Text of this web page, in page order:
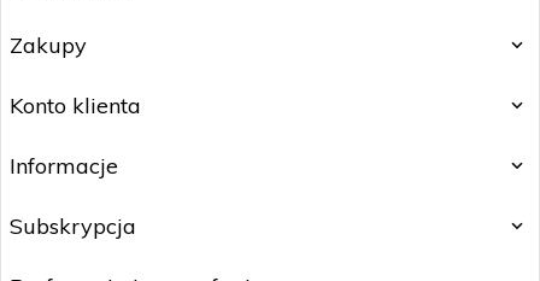
Zakupy
Konto klienta
Informacje
Subskrypcja